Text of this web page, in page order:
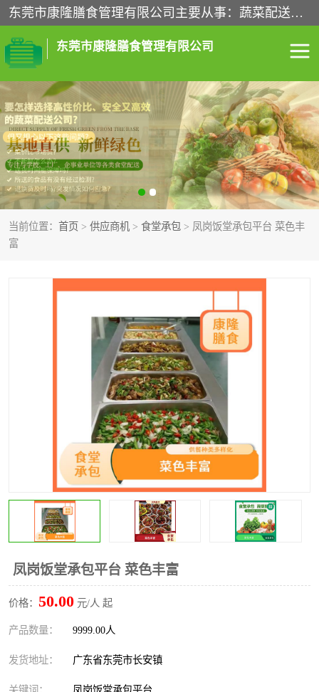
东莞市康隆膳食管理有限公司主要从事：蔬菜配送、食堂承包、企业工厂食堂承包、机关单位食堂承包、调味品配送、粮油配送、干货配送、副食配送、水果配送、海鲜配送等业务，东莞蔬菜配送电话，咨询在线客服。
东莞市康隆膳食管理有限公司
当前位置： 首页 > 供应商机 > 食堂承包 > 凤岗饭堂承包平台 菜色丰
富
凤岗饭堂承包平台 菜色丰富
价格： 50.00 元/人 起
产品数量： 9999.00人
发货地址： 广东省东莞市长安镇
食堂承包 蔬菜配送
粮油配送 鲜肉配送
海鲜配送 食材配送
调料配送 企业工厂食堂承包